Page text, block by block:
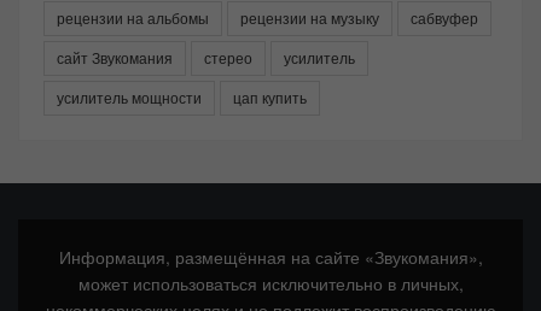
рецензии на альбомы
рецензии на музыку
сабвуфер
сайт Звукомания
стерео
усилитель
усилитель мощности
цап купить
Информация, размещённая на сайте «Звукомания»,
может использоваться исключительно в личных,